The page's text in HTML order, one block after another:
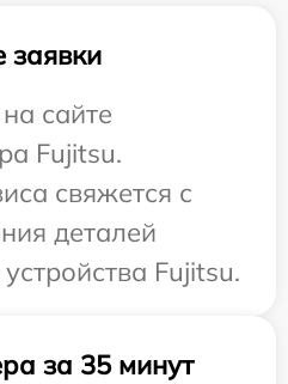
сайте
Fujitsu.
свяжется с
деталей
Fujitsu.
за 35 минут